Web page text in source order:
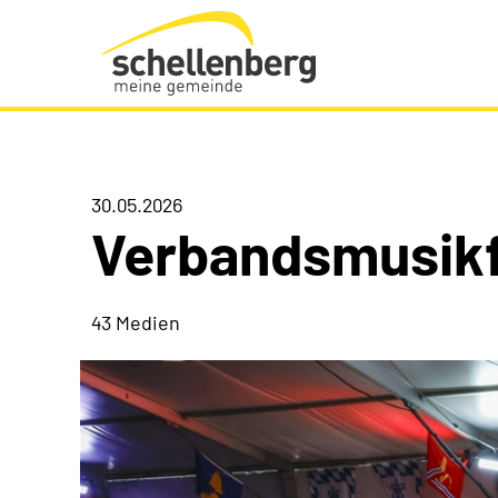
Gemeinde Schellenberg Startseite
30.05.2026
43 Medien